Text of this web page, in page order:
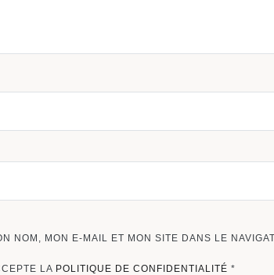
NOM, MON E-MAIL ET MON SITE DANS LE
LA POLITIQUE DE CONFIDENTIALITÉ *